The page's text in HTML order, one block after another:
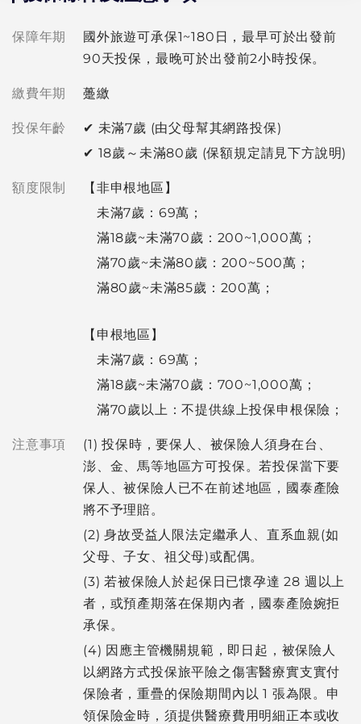
保障年期
國外旅遊可承保1~180日，最早可於出發前
90天投保，最晚可於出發前2小時投保。
繳費年期 躉繳
投保年齡
✔︎ 未滿7歲 (由父母幫其網路投保)
✔︎ 18歲～未滿80歲 (保額規定請見下方說明)
額度限制
【非申根地區】
未滿7歲：69萬；
滿18歲~未滿70歲：200~1,000萬；
滿70歲~未滿80歲：200~500萬；
滿80歲~未滿85歲：200萬；
【申根地區】
未滿7歲：69萬；
滿18歲~未滿70歲：700~1,000萬；
滿70歲以上：不提供線上投保申根保險；
注意事項
(1) 投保時，要保人、被保險人須身在台、
澎、金、馬等地區方可投保。若投保當下要
保人、被保險人已不在前述地區，國泰產險
將不予理賠。
(2) 身故受益人限法定繼承人、直系血親(如
父母、子女、祖父母)或配偶。
(3) 若被保險人於起保日已懷孕達 28 週以上
者，或預產期落在保期內者，國泰產險婉拒
承保。
(4) 因應主管機關規範，即日起，被保險人
以網路方式投保旅平險之傷害醫療實支實付
保險者，重疊的保險期間內以 1 張為限。申
領保險金時，須提供醫療費用明細正本或收